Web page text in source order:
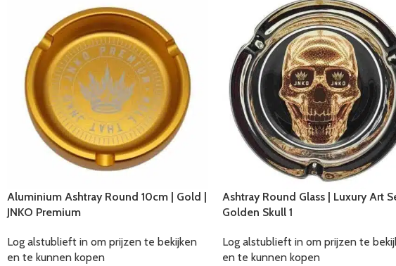
Aluminium Ashtray Round 10cm | Gold |
JNKO Premium
Log alstublieft in om prijzen te bekijken
en te kunnen kopen
Ashtray Round Glass | Luxury Art
Golden Skull 1
Log alstublieft in om prijzen te
en te kunnen kopen